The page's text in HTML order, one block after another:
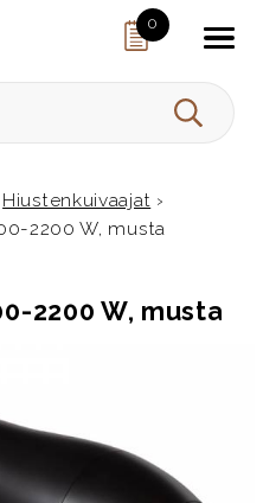
0
HAE
Hiustenkuivaajat ›
2200 W, musta
2200 W, musta